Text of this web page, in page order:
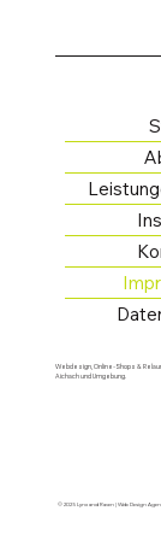
Webdesign, Online-Shops &
Aichach und Umgebung.
© 2025 Lynx and Raven | Web Design